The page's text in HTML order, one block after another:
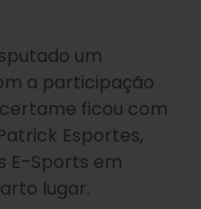
um
a participação
ficou com
Esportes,
E-Sports em
lugar.